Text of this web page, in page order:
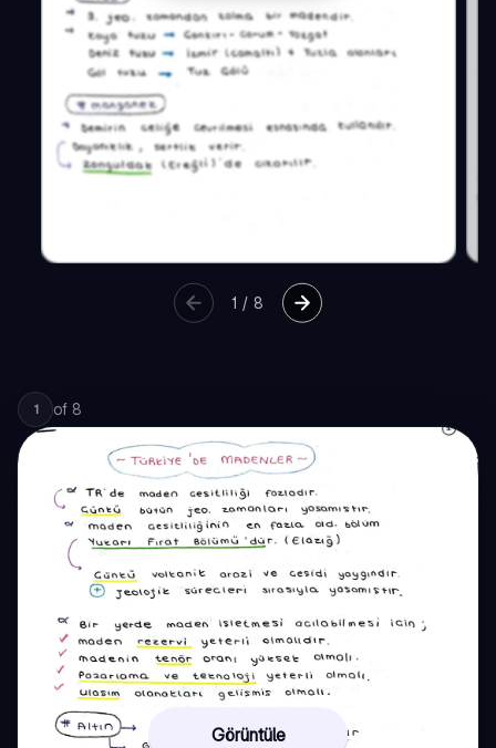
1 / 8
1 of 8
Görüntüle